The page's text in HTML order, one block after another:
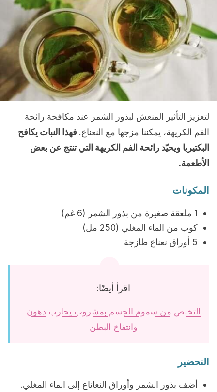
لتعزيز التأثير المنعش لبذور الشمر عند مكافحة رائحة
الفم الكريهة، يمكننا مزجها مع النعناع. فهذا النبات يكافح
البكتيريا ويحيّد رائحة الفم الكريهة التي تنتج عن بعض
الأطعمة.
المكونات
1 ملعقة صغيرة من بذور الشمر (6 غم)
كوب من الماء المغلي (250 مل)
5 أوراق نعناع طازجة
اقرأ أيضًا:
التخلص من سموم الجسم بمشروب يحارب دهون
وانتفاخ البطن
التحضير
أضف بذور الشمر وأوراق النعاناع إلى الماء المغلي.